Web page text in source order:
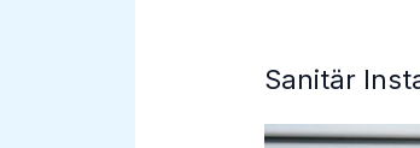
Sanitär